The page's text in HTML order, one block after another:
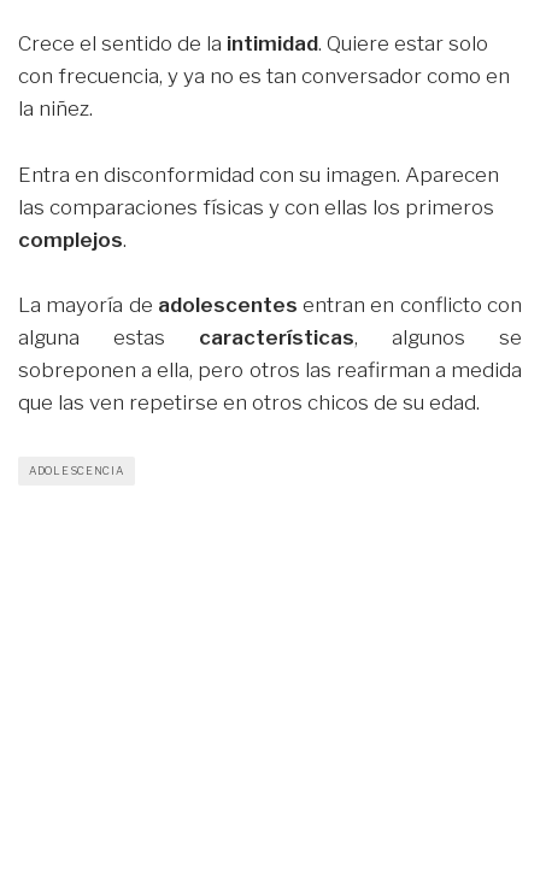
Crece el sentido de la intimidad. Quiere estar solo
con frecuencia, y ya no es tan conversador como en
la niñez.
Entra en disconformidad con su imagen. Aparecen
las comparaciones físicas y con ellas los primeros
complejos.
La mayoría de adolescentesentran en conflicto con
alguna estas características, algunos se
sobreponen a ella, pero otros las reafirman a medida
que las ven repetirse en otros chicos de su edad.
ADOLESCENCIA